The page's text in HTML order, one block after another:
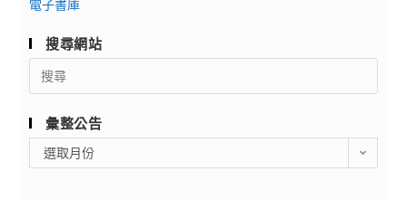
電子書庫
搜尋網站
Search
for:
彙整公告
整
選取月份